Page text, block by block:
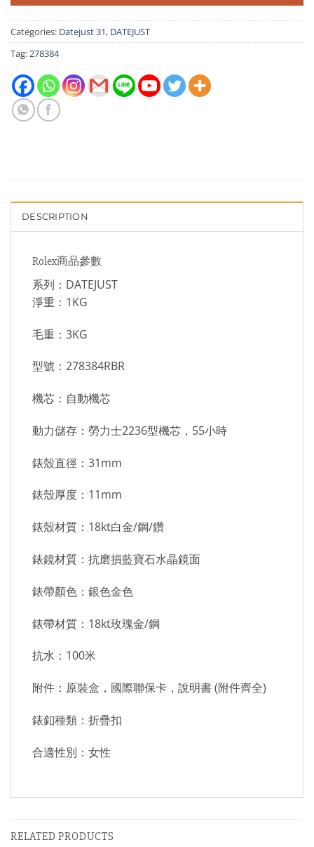
Categories: Datejust 31, DATEJUST
Tag:278384
DESCRIPTION
Rolex商品參數
系列：DATEJUST
淨重：1KG
毛重：3KG
型號：278384RBR
機芯：自動機芯
動力儲存：勞力士2236型機芯，55小時
錶殼直徑：31mm
錶殼厚度：11mm
錶殼材質：18kt白金/鋼/鑽
錶鏡材質：抗磨損藍寶石水晶鏡面
錶帶顏色：銀色金色
錶帶材質：18kt玫瑰金/鋼
抗水：100米
附件：原裝盒，國際聯保卡，說明書 (附件齊全)
錶釦種類：折疊扣
合適性別：女性
RELATED PRODUCTS